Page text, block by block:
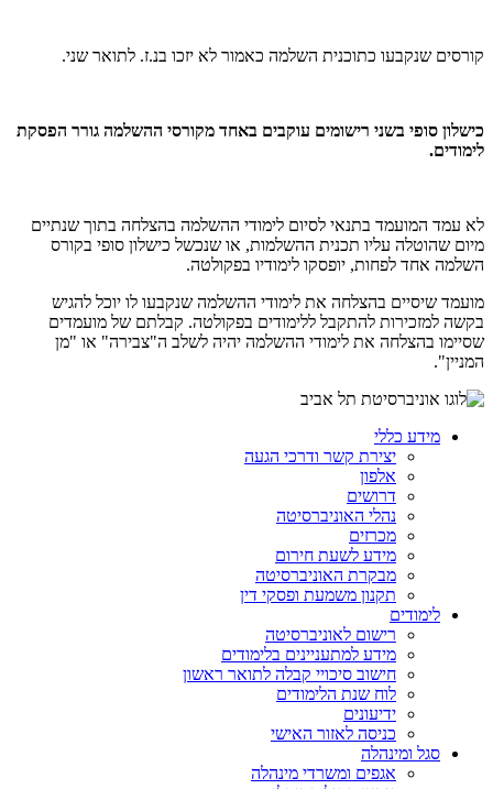
קורסים שנקבעו כתוכנית השלמה כאמור לא יזכו בנ.ז. לתואר שני.
כישלון סופי בשני רישומים עוקבים באחד מקורסי ההשלמה גורר הפסקת
לימודים.
לא עמד המועמד בתנאי לסיום לימודי ההשלמה בהצלחה בתוך שנתיים
מיום שהוטלה עליו תכנית ההשלמות, או שנכשל כישלון סופי בקורס
השלמה אחד לפחות, יופסקו לימודיו בפקולטה.
מועמד שיסיים בהצלחה את לימודי ההשלמה שנקבעו לו יוכל להגיש
בקשה למזכירות להתקבל ללימודים בפקולטה. קבלתם של מועמדים
שסיימו בהצלחה את לימודי ההשלמה יהיה לשלב ה"צבירה" או "מן
המניין".
מידע כללי
יצירת קשר ודרכי הגעה
אלפון
דרושים
נהלי האוניברסיטה
מכרזים
מידע לשעת חירום
מבקרת האוניברסיטה
תקנון משמעת ופסקי דין
לימודים
רישום לאוניברסיטה
מידע למתעניינים בלימודים
חישוב סיכויי קבלה לתואר ראשון
לוח שנת הלימודים
ידיעונים
כניסה לאזור האישי
סגל ומינהלה
אגפים ומשרדי מינהלה